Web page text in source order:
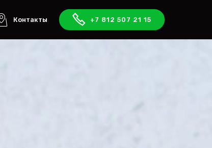
Контакты +7 812 507 21 15